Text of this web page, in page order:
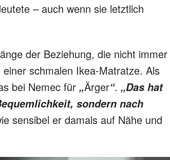
– auch wenn sie letztlich
der Beziehung, die nicht immer
schmalen Ikea-Matratze. Als
bei Nemec für „Ärger“. „Das hat
sondern nach
sensibel er damals auf Nähe und